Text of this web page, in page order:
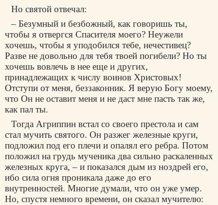
Но святой отвечал:
– Безумный и безбожный, как говоришь ты,
чтобы я отвергся Спасителя моего? Неужели
хочешь, чтобы я уподобился тебе, нечестивец?
Разве не довольно для тебя твоей погибели? Но ты
хочешь вовлечь в нее еще и других,
принадлежащих к числу воинов Христовых!
Отступи от меня, беззаконник. Я верую Богу моему,
что Он не оставит меня и не даст мне пасть так же,
как пал ты.
Тогда Агриппин встал со своего престола и сам
стал мучить святого. Он разжег железные круги,
подложил под его плечи и опалял его ребра. Потом
положил на грудь мученика два сильно раскаленных
железных круга, – и показался дым из ноздрей его,
ибо сила огня проникала даже до его
внутренностей. Многие думали, что он уже умер.
Но, спустя немного времени, он сказал мучителю: